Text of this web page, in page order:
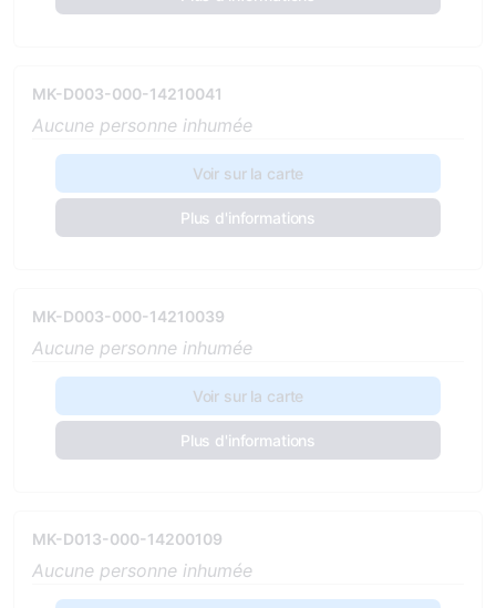
MK-D003-000-14210041
Aucune personne inhumée
Voir sur la carte
Plus d'informations
MK-D003-000-14210039
Aucune personne inhumée
Voir sur la carte
Plus d'informations
MK-D013-000-14200109
Aucune personne inhumée